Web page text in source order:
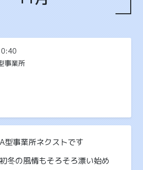
事業所
型事業所ネクストです
冬の風情もそろそろ漂い始め